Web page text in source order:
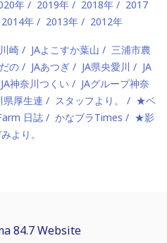
年 2019年 2018年
2017
2014年 2013年 2012年
崎 JAよこすか葉山
三浦市農
の JAあつぎ JA県央愛川
JA
JA神奈川つくい
JAグループ神奈
県厚生連 スタッフより。
★ベ
日誌 かなブラTimes
★影
より。
84.7 Website